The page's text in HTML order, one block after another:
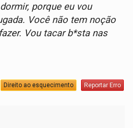
porque eu vou
Você não tem noção
Vou tacar b*sta nas
Direito ao esquecimento Reportar Erro